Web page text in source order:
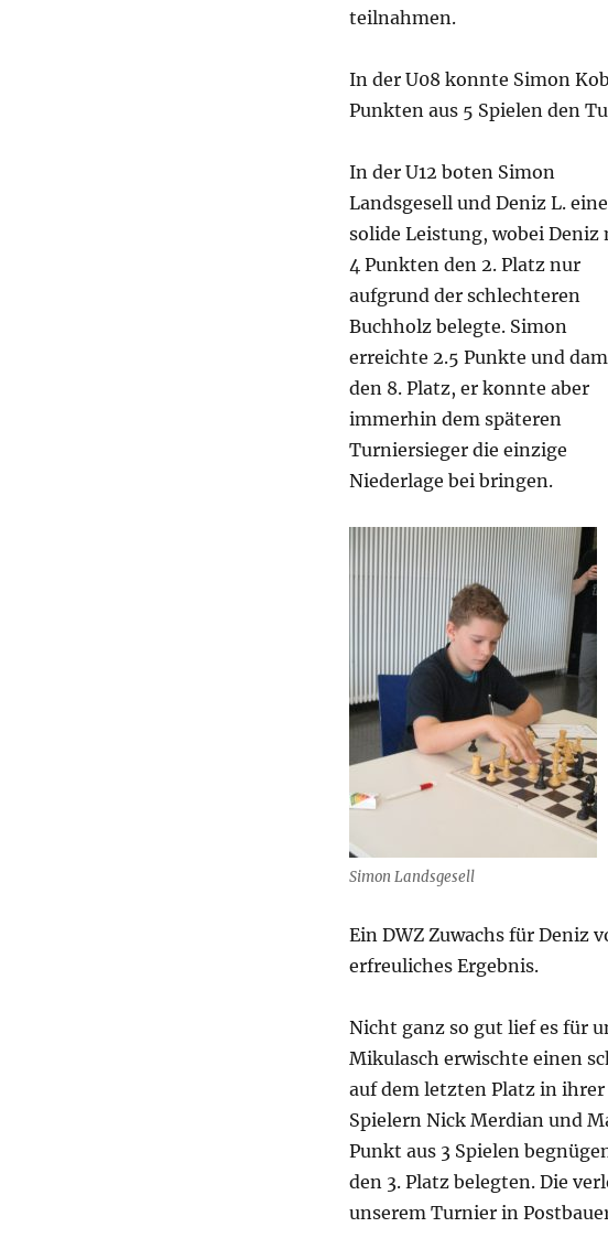
teilnahmen.
In der U08 konnte Simon
Punkten aus 5 Spielen den
In der U12 boten Simon
Landsgesell und Deniz L. eine
solide Leistung, wobei Deniz
4 Punkten den 2. Platz nur
aufgrund der schlechteren
Buchholz belegte. Simon
erreichte 2.5 Punkte und
den 8. Platz, er konnte aber
immerhin dem späteren
Turniersieger die einzige
Niederlage bei bringen.
Simon Landsgesell
Ein DWZ Zuwachs für Deniz
erfreuliches Ergebnis.
Nicht ganz so gut lief es für
Mikulasch erwischte einen
auf dem letzten Platz in ihrer
Spielern Nick Merdian und
Punkt aus 3 Spielen
den 3. Platz belegten. Die
unserem Turnier in